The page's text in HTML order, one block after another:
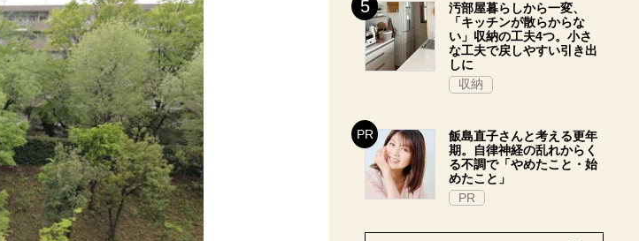
汚部屋暮らしから一変、
「キッチンが散らからな
い」収納の工夫4つ。小さ
な工夫で戻しやすい引き出
しに
収納
飯島直子さんと考える更年
期。自律神経の乱れからく
る不調で「やめたこと・始
めたこと」
PR